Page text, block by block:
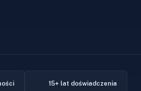
15+ lat doświadczenia